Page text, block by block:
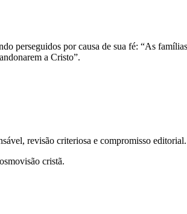
perseguidos por causa de sua fé: “As
a Cristo”.
revisão criteriosa e compromisso editorial.
cristã.